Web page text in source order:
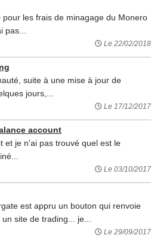
pour les frais de minagage du Monero
Le 22/02/2018
suite à une mise à jour de
jours,...
Le 17/12/2017
account
et je n'ai pas trouvé quel est le
Le 03/10/2017
est appru un bouton qui renvoie
site de trading... je...
Le 29/09/2017